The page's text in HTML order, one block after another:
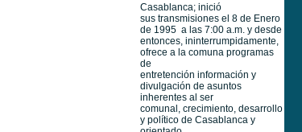
Casablanca; inició
sus transmisiones el 8 de Enero
de 1995 a las 7:00 a.m. y desde
entonces, ininterrumpidamente,
ofrece a la comuna programas
de
entretención información y
divulgación de asuntos
inherentes al ser
comunal, crecimiento, desarrollo
y político de Casablanca y